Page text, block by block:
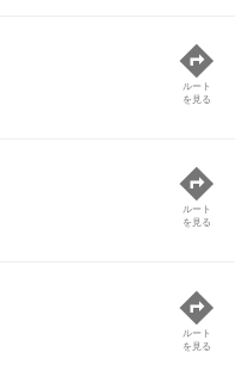
ルート
を見る
ルート
を見る
ルート
を見る